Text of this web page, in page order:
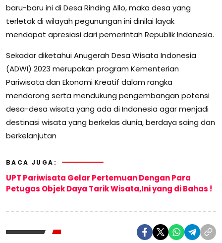
baru-baru ini di Desa Rinding Allo, maka desa yang
terletak di wilayah pegunungan ini dinilai layak
mendapat apresiasi dari pemerintah Republik Indonesia.
Sekadar diketahui Anugerah Desa Wisata Indonesia
(ADWI) 2023 merupakan program Kementerian
Pariwisata dan Ekonomi Kreatif dalam rangka
mendorong serta mendukung pengembangan potensi
desa-desa wisata yang ada di Indonesia agar menjadi
destinasi wisata yang berkelas dunia, berdaya saing dan
berkelanjutan
BACA JUGA:
UPT Pariwisata Gelar Pertemuan Dengan Para
Petugas Objek Daya Tarik Wisata,Ini yang di Bahas !